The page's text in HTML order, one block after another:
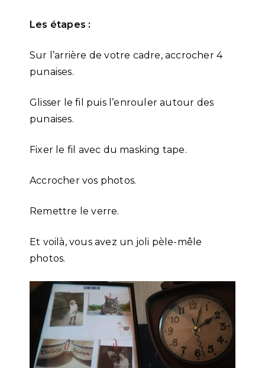
Les étapes :
Sur l’arrière de votre cadre, accrocher 4
punaises.
Glisser le fil puis l’enrouler autour des
punaises.
Fixer le fil avec du masking tape.
Accrocher vos photos.
Remettre le verre.
Et voilà, vous avez un joli pèle-mêle
photos.